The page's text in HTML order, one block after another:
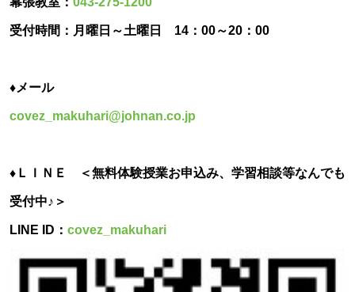
受付時間：月曜日～土曜日 14：00～20：00
♦メール
covez_makuhari@johnan.co.jp
♦ＬＩＮＥ ＜無料体験授業お申込み、学習相談等なんでも
受付中♪＞
LINE ID： covez_makuhari